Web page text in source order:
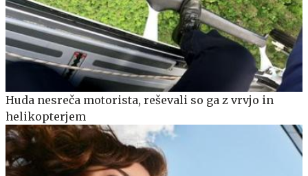
Huda nesreča motorista, reševali so ga z vrvjo in
helikopterjem